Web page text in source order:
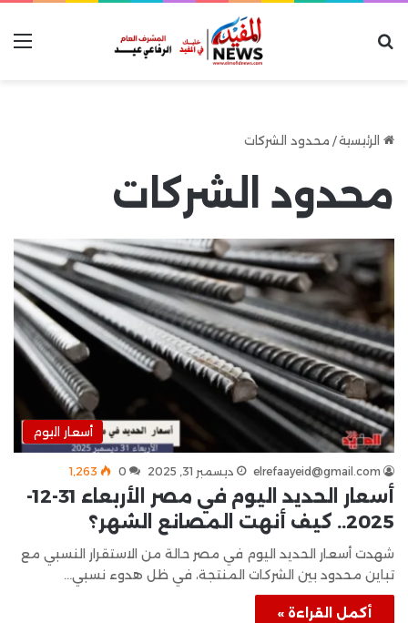
الرئيسية/ محدود الشركات
محدود الشركات
أسعار اليوم
elrefaayeid@gmail.com ديسمبر 31, 2025 0 1٬263
أسعار الحديد اليوم في مصر الأربعاء 31-12-
2025.. كيف أنهت المصانع الشهر؟
شهدت أسعار الحديد اليوم في مصر حالة من الاستقرار النسبي مع
تباين محدود بين الشركات المنتجة، في ظل هدوء نسبي…
أكمل القراءة »